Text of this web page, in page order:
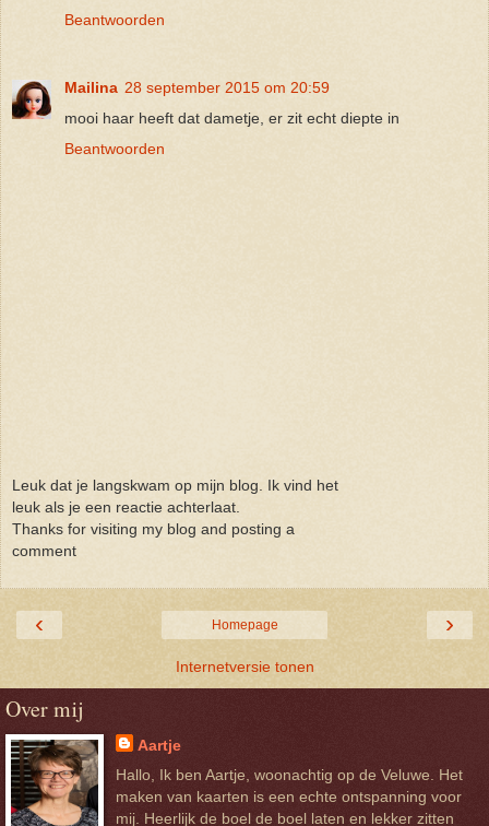
Beantwoorden
Mailina 28 september 2015 om 20:59
mooi haar heeft dat dametje, er zit echt diepte in
Beantwoorden
Leuk dat je langskwam op mijn blog. Ik vind het
leuk als je een reactie achterlaat.
Thanks for visiting my blog and posting a
comment
‹ ›
Homepage
Internetversie tonen
Over mij
Aartje
Hallo, Ik ben Aartje, woonachtig op de Veluwe. Het
maken van kaarten is een echte ontspanning voor
mij. Heerlijk de boel de boel laten en lekker zitten